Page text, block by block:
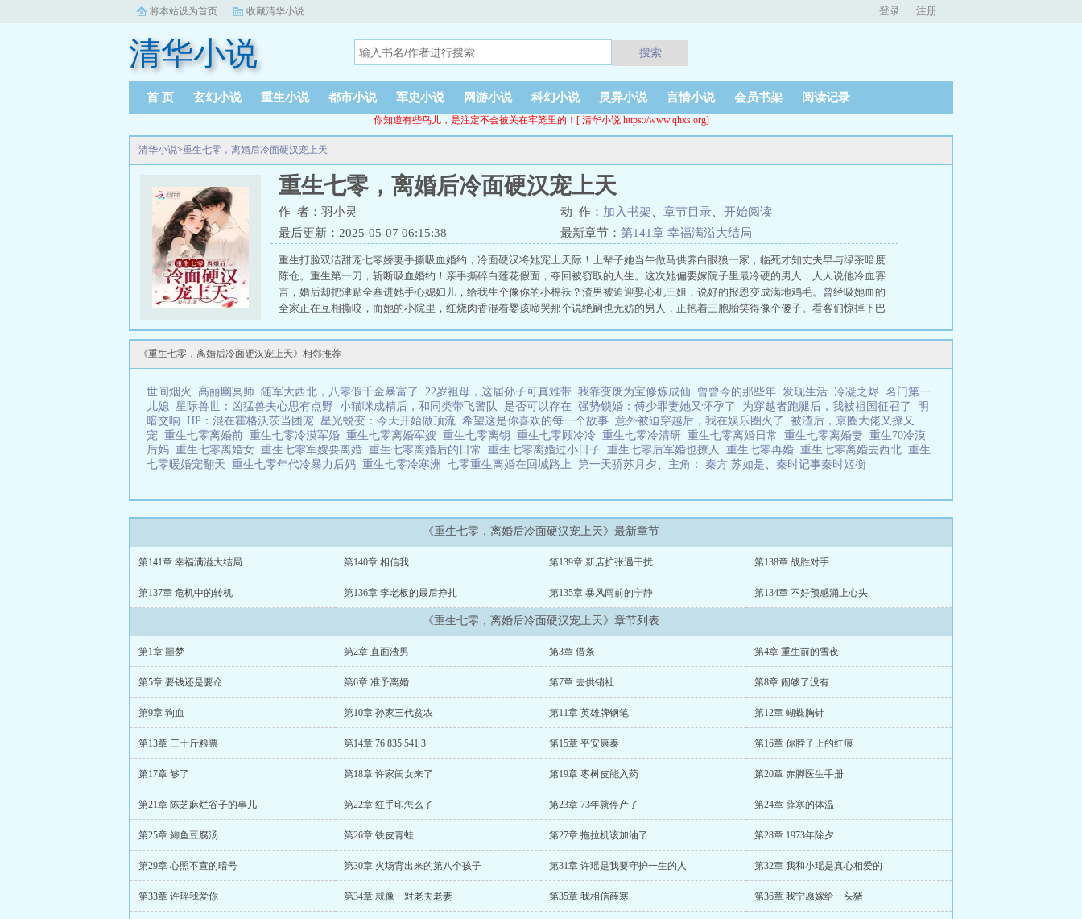
将本站设为首页 收藏清华小说 登录 注册
清华小说 搜索
首 页 玄幻小说 重生小说 都市小说 军史小说 网游小说 科幻小说 灵异小说 言情小说 会员书架 阅读记录
你知道有些鸟儿，是注定不会被关在牢笼里的！[ 清华小说 https://www.qhxs.org]
清华小说>重生七零，离婚后冷面硬汉宠上天
重生七零，离婚后冷面硬汉宠上天
作 者：羽小灵 动 作： 加入书架 章节目录
开始阅读
最后更新：2025-05-07 06:15:38
最新章节： 第141章 幸福满溢大结局
重生打脸双洁甜宠七零娇妻手撕吸血婚约，冷面硬汉将她宠上天际！上辈子她当牛做马供养白眼狼一家，临死才知丈夫早与绿茶暗度
陈仓。重生第一刀，斩断吸血婚约！亲手撕碎白莲花假面，夺回被窃取的人生。这次她偏要嫁院子里最冷硬的男人，人人说他冷血寡
言，婚后却把津贴全塞进她手心媳妇儿，给我生个像你的小棉袄？渣男被迫迎娶心机三姐，说好的报恩变成满地鸡毛。曾经吸她血的
全家正在互相撕咬，而她的小院里，红烧肉香混着婴孩啼哭那个说绝嗣也无妨的男人，正抱着三胞胎笑得像个傻子。看客们惊掉下巴
《重生七零，离婚后冷面硬汉宠上天》相邻推荐
世间烟火 高丽幽冥师 随军大西北，八零假千金暴富了 22岁祖母，这届孙子可真难带 我靠变废为宝修炼成仙 曾曾今的那些年 发现生活 冷凝之烬 名门第一
儿媳 星际兽世：凶猛兽夫心思有点野 小猫咪成精后，和同类带飞警队 是否可以存在 强势锁婚：傅少罪妻她又怀孕了 为穿越者跑腿后，我被祖国征召了
明
暗交响 HP：混在霍格沃茨当团宠 星光蜕变：今天开始做顶流 希望这是你喜欢的每一个故事 意外被迫穿越后，我在娱乐圈火了
被渣后，京圈大佬又撩又
宠 重生七零离婚前 重生七零冷漠军婚 重生七零离婚军嫂 重生七零离钥 重生七零顾冷冷 重生七零冷清研 重生七零离婚日常 重生七零离婚妻 重生70冷漠
后妈 重生七零离婚女 重生七零军嫂要离婚 重生七零离婚后的日常 重生七零离婚过小日子 重生七零后军婚也撩人 重生七零再婚 重生七零离婚去西北 重生
七零暖婚宠翻天 重生七零年代冷暴力后妈 重生七零冷寒洲 七零重生离婚在回城路上 第一天骄苏月夕、 主角： 秦方 苏如是、 秦时记事秦时姬衡
《重生七零，离婚后冷面硬汉宠上天》最新章节
第141章 幸福满溢大结局 第140章 相信我 第139章 新店扩张遇干扰 第138章 战胜对手
第137章 危机中的转机 第136章 李老板的最后挣扎 第135章 暴风雨前的宁静 第134章 不好预感涌上心头
《重生七零，离婚后冷面硬汉宠上天》章节列表
第1章 噩梦 第2章 直面渣男 第3章 借条 第4章 重生前的雪夜
第5章 要钱还是要命 第6章 准予离婚 第7章 去供销社 第8章 闹够了没有
第9章 狗血 第10章 孙家三代贫农 第11章 英雄牌钢笔 第12章 蝴蝶胸针
第13章 三十斤粮票 第14章 76 835 541 3 第15章 平安康泰 第16章 你脖子上的红痕
第17章 够了 第18章 许家闺女来了 第19章 枣树皮能入药 第20章 赤脚医生手册
第21章 陈芝麻烂谷子的事儿 第22章 红手印怎么了 第23章 73年就停产了 第24章 薛寒的体温
第25章 鲫鱼豆腐汤 第26章 铁皮青蛙 第27章 拖拉机该加油了 第28章 1973年除夕
第29章 心照不宣的暗号 第30章 火场背出来的第八个孩子 第31章 许瑶是我要守护一生的人 第32章 我和小瑶是真心相爱的
第33章 许瑶我爱你 第34章 就像一对老夫老妻 第35章 我相信薛寒 第36章 我宁愿嫁给一头猪